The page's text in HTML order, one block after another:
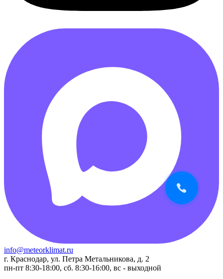
info@meteorklimat.ru
г. Краснодар, ул. Петра Метальникова, д. 2
пн-пт 8:30-18:00, сб. 8:30-16:00, вс - выходной